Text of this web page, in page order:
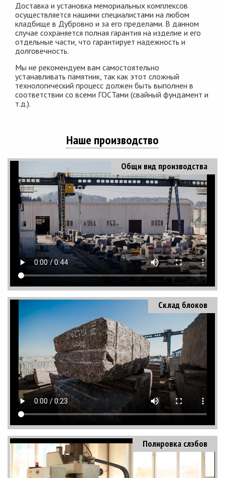
Доставка и установка мемориальных комплексов
осуществляется нашими специалистами на любом
кладбище в Дубровно и за его пределами. В данном
случае сохраняется полная гарантия на изделие и его
отдельные части, что гарантирует надежность и
долговечность.
Мы не рекомендуем вам самостоятельно
устанавливать памятник, так как этот сложный
технологический процесс должен быть выполнен в
соответствии со всеми ГОСТами (свайный фундамент и
т.д.).
Наше производство
Общи вид производства
Склад блоков
Полировка слэбов